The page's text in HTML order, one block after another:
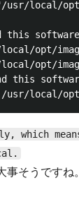
usr/local/
opt/
opt/
this
which
そうですね。